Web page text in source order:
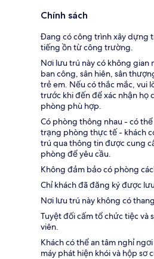
Chính sách
Đang có công trình xây dựng
tiếng ồn từ công trường.
Nơi lưu trú này có không gian
ban công, sân hiên, sân
trẻ em. Nếu có thắc mắc, vui
trước khi đến để xác nhận họ
phòng phù hợp.
Có phòng thông nhau - có
trạng phòng thực tế - khách
trú qua thông tin được cung
phòng để yêu cầu.
Không đảm bảo có phòng
Chỉ khách đã đăng ký được
Nơi lưu trú này không có
Tuyệt đối cấm tổ chức tiệc và
viên.
Khách có thể an tâm nghỉ
máy phát hiện khói và hộp sơ